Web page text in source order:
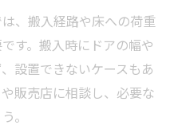
、搬入経路や床への荷重
す。搬入時にドアの幅や
設置できないケースもあ
販売店に相談し、必要な
。